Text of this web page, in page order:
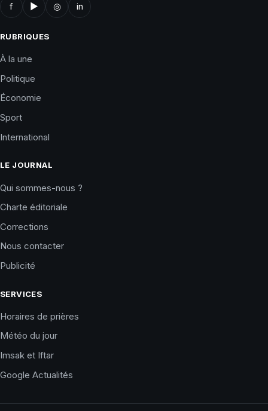
f ▶ ◎ in
RUBRIQUES
À la une
Politique
Économie
Sport
International
LE JOURNAL
Qui sommes-nous ?
Charte éditoriale
Corrections
Nous contacter
Publicité
SERVICES
Horaires de prières
Météo du jour
Imsak et Iftar
Google Actualités